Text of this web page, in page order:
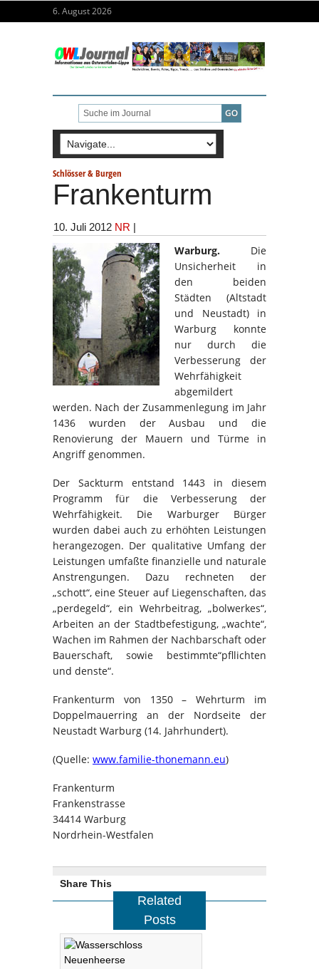
6. August 2026
Schlösser & Burgen
Frankenturm
10. Juli 2012 NR |
Warburg. Die
Unsicherheit in
den beiden
Städten (Altstadt
und Neustadt) in
Warburg konnte
nur durch die
Verbesserung der
Wehrfähigkeit
abgemildert
werden. Nach der Zusammenlegung im Jahr
1436 wurden der Ausbau und die
Renovierung der Mauern und Türme in
Angriff genommen.
Der Sackturm entstand 1443 in diesem
Programm für die Verbesserung der
Wehrfähigkeit. Die Warburger Bürger
wurden dabei auch zu erhöhten Leistungen
herangezogen. Der qualitative Umfang der
Leistungen umfaßte finanzielle und naturale
Anstrengungen. Dazu rechneten der
„schott“, eine Steuer auf Liegenschaften, das
„perdegeld“, ein Wehrbeitrag, „bolwerkes“,
Arbeiten an der Stadtbefestigung, „wachte“,
Wachen im Rahmen der Nachbarschaft oder
Bauerschaft, sowie bestimmte“pfllichten
und denste“.
Frankenturm von 1350 – Wehrturm im
Doppelmauerring an der Nordseite der
Neustadt Warburg (14. Jahrhundert).
(Quelle: www.familie-thonemann.eu)
Frankenturm
Frankenstrasse
34414 Warburg
Nordrhein-Westfalen
Share This
Related
Posts